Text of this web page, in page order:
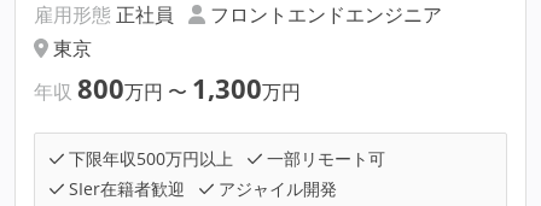
雇用形態 正社員
フロントエンドエンジニア
東京
年収 800万円 〜 1,300万円
下限年収500万円以上
一部リモート可
SIer在籍者歓迎
アジャイル開発